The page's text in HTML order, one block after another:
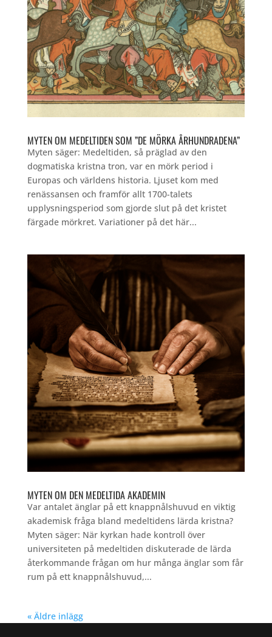
MYTEN OM MEDELTIDEN SOM ”DE MÖRKA ÅRHUNDRADENA”
Myten säger: Medeltiden, så präglad av den
dogmatiska kristna tron, var en mörk period i
Europas och världens historia. Ljuset kom med
renässansen och framför allt 1700-talets
upplysningsperiod som gjorde slut på det kristet
färgade mörkret. Variationer på det här...
MYTEN OM DEN MEDELTIDA AKADEMIN
Var antalet änglar på ett knappnålshuvud en viktig
akademisk fråga bland medeltidens lärda kristna?
Myten säger: När kyrkan hade kontroll över
universiteten på medeltiden diskuterade de lärda
återkommande frågan om hur många änglar som får
rum på ett knappnålshuvud,...
« Äldre inlägg